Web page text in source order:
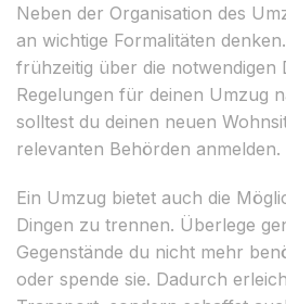
Neben der Organisation des
an wichtige Formalitäten
frühzeitig über die notwendigen
Regelungen für deinen Umzug
solltest du deinen neuen
relevanten Behörden anmelden.
Ein Umzug bietet auch die
Dingen zu trennen. Überlege
Gegenstände du nicht mehr
oder spende sie. Dadurch